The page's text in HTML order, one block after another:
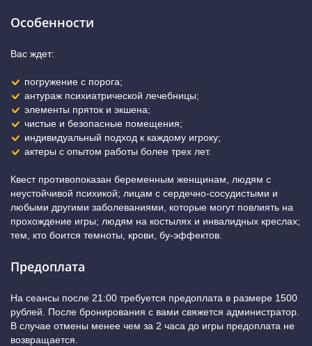
Особенности
Вас ждет:
погружение с порога;
антураж психиатрической лечебницы;
элементы пряток и экшена;
чистые и безопасные помещения;
индивидуальный подход к каждому игроку;
актеры с опытом работы более трех лет.
Квест противопоказан беременным женщинам, людям с
неустойчивой психикой; лицам с сердечно-сосудистыми и
любыми другими заболеваниями, которые могут повлиять на
прохождение игры; людям на костылях и инвалидных креслах;
тем, кто боится темноты, крови, бу-эффектов.
Предоплата
На сеансы после 21:00 требуется предоплата в размере 1500
рублей. После бронирования с вами свяжется администратор.
В случае отмены менее чем за 2 часа до игры предоплата не
возвращается.